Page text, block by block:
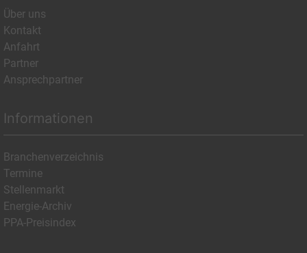
Über uns
Kontakt
Anfahrt
Partner
Ansprechpartner
Informationen
Branchenverzeichnis
Termine
Stellenmarkt
Energie-Archiv
PPA-Preisindex